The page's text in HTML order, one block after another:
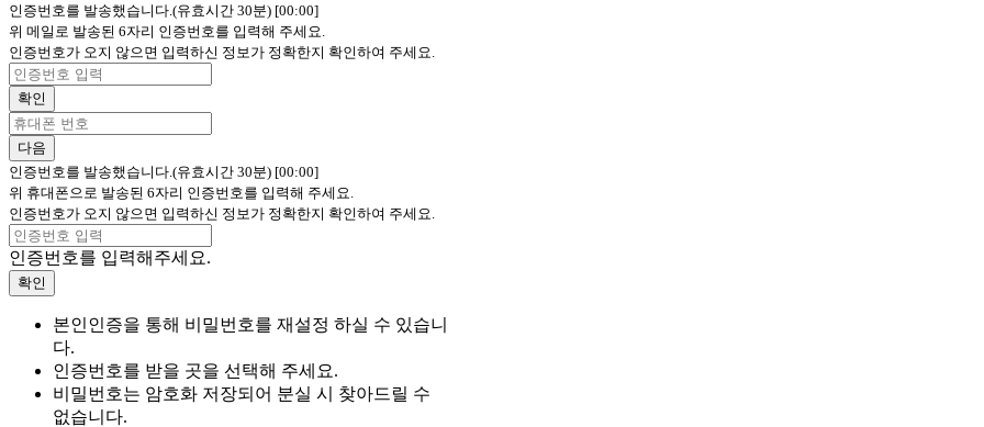
인증번호를 발송했습니다.(유효시간 30분) [00:00]
위 메일로 발송된 6자리 인증번호를 입력해 주세요.
인증번호가 오지 않으면 입력하신 정보가 정확한지 확인하여 주세요.
확인
다음
인증번호를 발송했습니다.(유효시간 30분) [00:00]
위 휴대폰으로 발송된 6자리 인증번호를 입력해 주세요.
인증번호가 오지 않으면 입력하신 정보가 정확한지 확인하여 주세요.
인증번호를 입력해주세요.
확인
본인인증을 통해 비밀번호를 재설정 하실 수 있습니
다.
인증번호를 받을 곳을 선택해 주세요.
비밀번호는 암호화 저장되어 분실 시 찾아드릴 수
없습니다.